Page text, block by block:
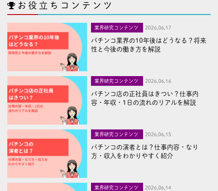
お役立ちコンテンツ
業界研究コンテンツ 2026,06,17
パチンコ業界の10年後はどうなる？将来
性と今後の働き方を解説
業界研究コンテンツ 2026,06,16
パチンコ店の正社員はきつい？仕事内
容・年収・1日の流れのリアルを解説
業界研究コンテンツ 2026,06,15
パチンコの演者とは？仕事内容・なり
方・収入をわかりやすく紹介
業界研究コンテンツ 2026,06,14